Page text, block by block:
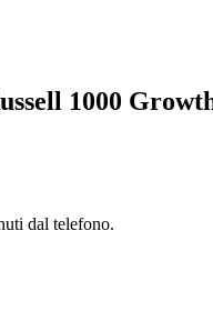
1000
dal telefono.